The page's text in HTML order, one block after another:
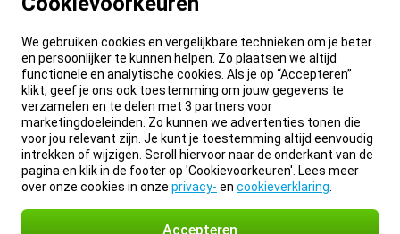
We gebruiken cookies en vergelijkbare technieken om je beter
en persoonlijker te kunnen helpen. Zo plaatsen we altijd
functionele en analytische cookies. Als je op “Accepteren”
klikt, geef je ons ook toestemming om jouw gegevens te
verzamelen en te delen met 3 partners voor
marketingdoeleinden. Zo kunnen we advertenties tonen die
voor jou relevant zijn. Je kunt je toestemming altijd eenvoudig
intrekken of wijzigen. Scroll hiervoor naar de onderkant van de
pagina en klik in de footer op 'Cookievoorkeuren'. Lees meer
over onze cookies in onze privacy- en cookieverklaring
Accepteren